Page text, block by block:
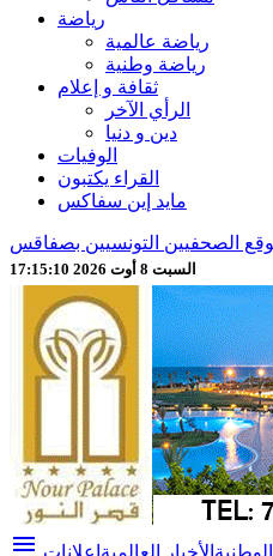
رياضة
رياضة عالمية
رياضة وطنية
ثقافة و إعلام
الرأي الآخر
دين و دنيا
الوفيات
القراء يكتبون
مايد إين سفاكس
الصحفيين التونسيين بصفاقس
السبت 8 أوت 2026 17:15:12
menu الأخبار العالمية إعلانات